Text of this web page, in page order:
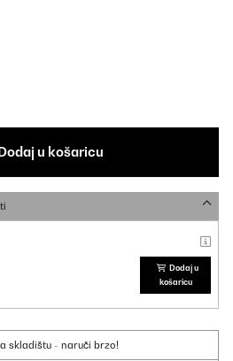
u košaricu
Dodaj u
košaricu
skladištu - naruči brzo!